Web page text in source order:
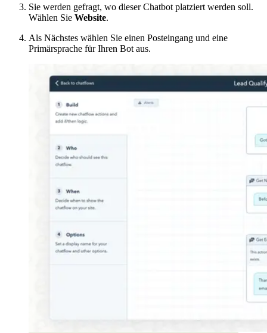
Sie werden gefragt, wo dieser Chatbot platziert werden soll.
Wählen Sie Website.
Als Nächstes wählen Sie einen Posteingang und eine
Primärsprache für Ihren Bot aus.